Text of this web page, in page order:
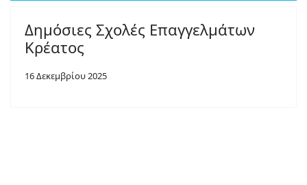
Δημόσιες Σχολές Επαγγελμάτων
Κρέατος
16 Δεκεμβρίου 2025